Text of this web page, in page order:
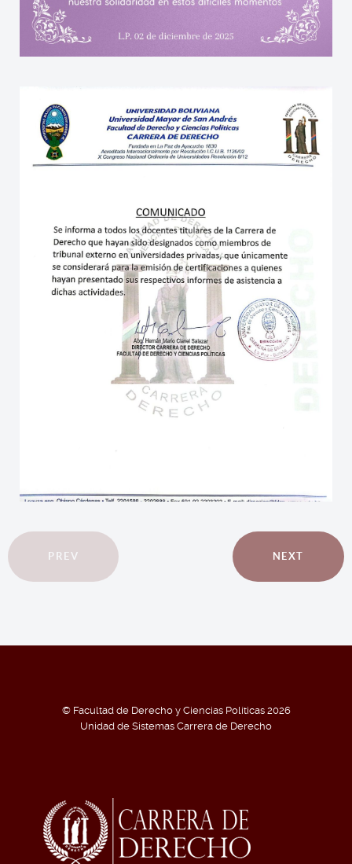
PREV NEXT
© Facultad de Derecho y Ciencias Políticas 2026
Unidad de Sistemas Carrera de Derecho